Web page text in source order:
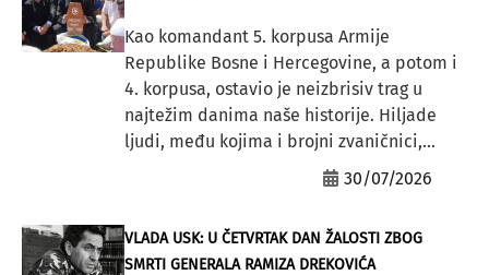
Kao komandant 5. korpusa Armije
Republike Bosne i Hercegovine, a potom i
4. korpusa, ostavio je neizbrisiv trag u
najtežim danima naše historije. Hiljade
ljudi, među kojima i brojni zvaničnici,...
30/07/2026
VLADA USK: U ČETVRTAK DAN ŽALOSTI ZBOG
SMRTI GENERALA RAMIZA DREKOVIĆA